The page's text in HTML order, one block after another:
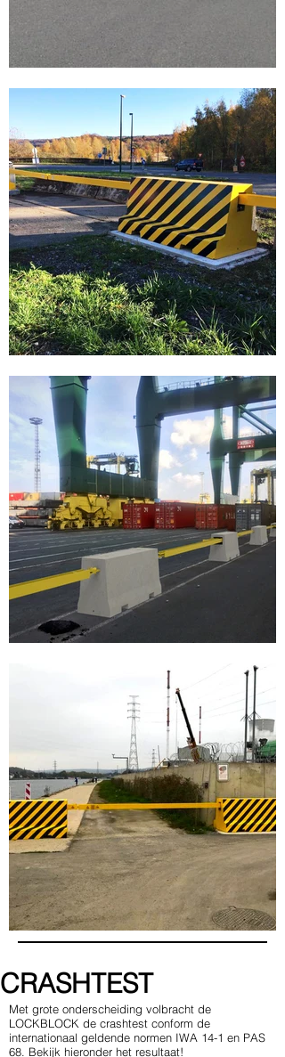
CRASHTEST
Met grote onderscheiding volbracht de
LOCKBLOCK de crashtest conform de
internationaal geldende normen IWA 14-1 en PAS
68. Bekijk hieronder het resultaat!